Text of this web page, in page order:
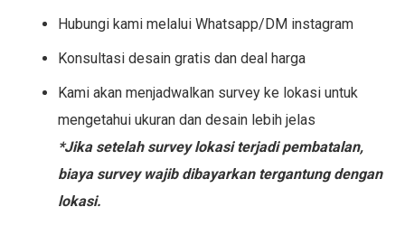
Hubungi kami melalui Whatsapp/DM instagram
Konsultasi desain gratis dan deal harga
Kami akan menjadwalkan survey ke lokasi untuk
mengetahui ukuran dan desain lebih jelas
*Jika setelah survey lokasi terjadi pembatalan,
biaya survey wajib dibayarkan tergantung dengan
lokasi.